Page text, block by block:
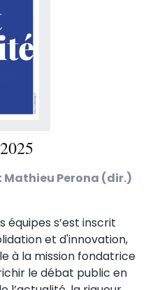
Perona (dir.)
équipes s’est inscrit
et d'innovation,
à la mission fondatrice
le débat public en